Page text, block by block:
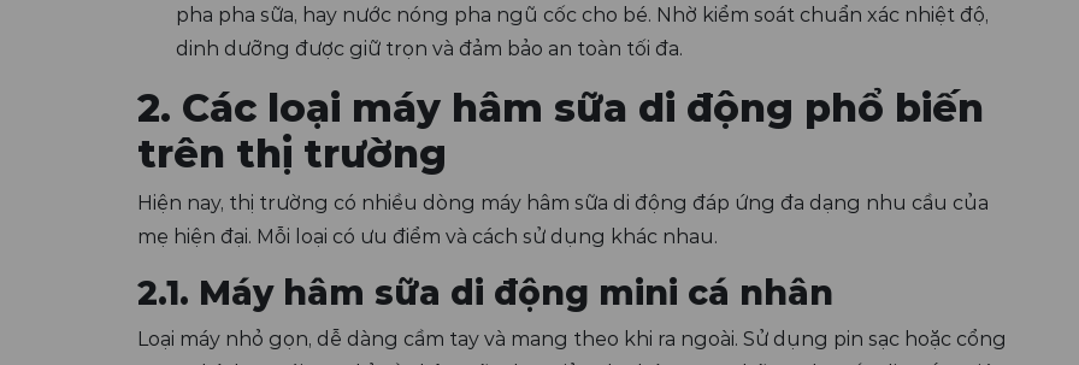
pha pha sữa, hay nước nóng pha ngũ cốc cho bé. Nhờ kiểm soát chuẩn xác nhiệt độ,
dinh dưỡng được giữ trọn và đảm bảo an toàn tối đa.
2. Các loại máy hâm sữa di động phổ biến
trên thị trường
Hiện nay, thị trường có nhiều dòng máy hâm sữa di động đáp ứng đa dạng nhu cầu của
mẹ hiện đại. Mỗi loại có ưu điểm và cách sử dụng khác nhau.
2.1. Máy hâm sữa di động mini cá nhân
Loại máy nhỏ gọn, dễ dàng cầm tay và mang theo khi ra ngoài. Sử dụng pin sạc hoặc cổng